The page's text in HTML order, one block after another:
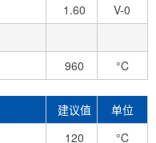
1.60
V-0
960 °C
建议值
单位
120
°C